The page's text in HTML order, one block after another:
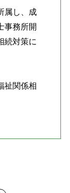
属し、成
事務所開
続対策に
祉関係相